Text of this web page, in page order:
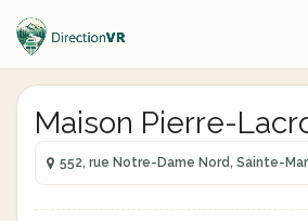
Maison Pierre-
552, rue Notre-Dame Nord, Sainte-